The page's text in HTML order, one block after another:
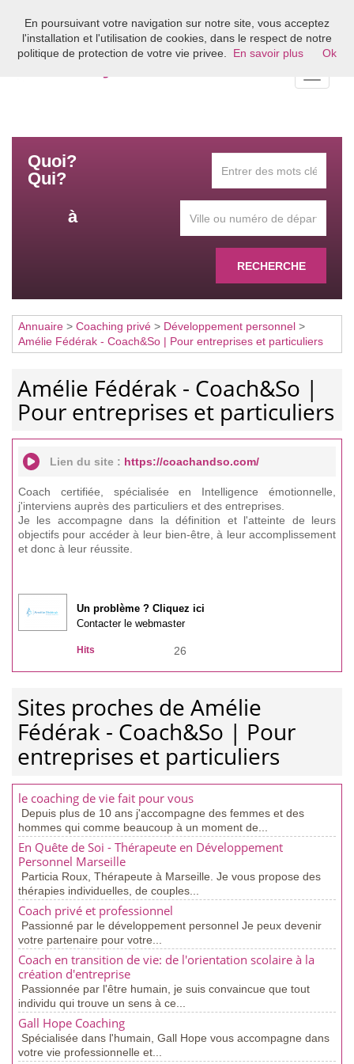
Bienvenue sur l'annuaire du coaching en France
Quoi?
Qui?
à
RECHERCHE
Annuaire > Coaching privé > Développement personnel >
Amélie Fédérak - Coach&So | Pour entreprises et particuliers
Amélie Fédérak - Coach&So |
Pour entreprises et particuliers
Lien du site : https://coachandso.com/
Coach certifiée, spécialisée en Intelligence émotionnelle,
j'interviens auprès des particuliers et des entreprises.
Je les accompagne dans la définition et l'atteinte de leurs
objectifs pour accéder à leur bien-être, à leur accomplissement
et donc à leur réussite.
Un problème ? Cliquez ici
Contacter le webmaster
Hits 26
Sites proches de Amélie
Fédérak - Coach&So | Pour
entreprises et particuliers
le coaching de vie fait pour vous
Depuis plus de 10 ans j'accompagne des femmes et des
hommes qui comme beaucoup à un moment de...
En Quête de Soi - Thérapeute en Développement
Personnel Marseille
Particia Roux, Thérapeute à Marseille. Je vous propose des
thérapies individuelles, de couples...
Coach privé et professionnel
Passionné par le développement personnel Je peux devenir
votre partenaire pour votre...
Coach en transition de vie: de l'orientation scolaire à la
création d'entreprise
Passionnée par l'être humain, je suis convaincue que tout
individu qui trouve un sens à ce...
Gall Hope Coaching
Spécialisée dans l'humain, Gall Hope vous accompagne dans
votre vie professionnelle et...
En poursuivant votre navigation sur notre site, vous acceptez
l'installation et l'utilisation de cookies, dans le respect de notre
politique de protection de votre vie privee.
En savoir plus Ok